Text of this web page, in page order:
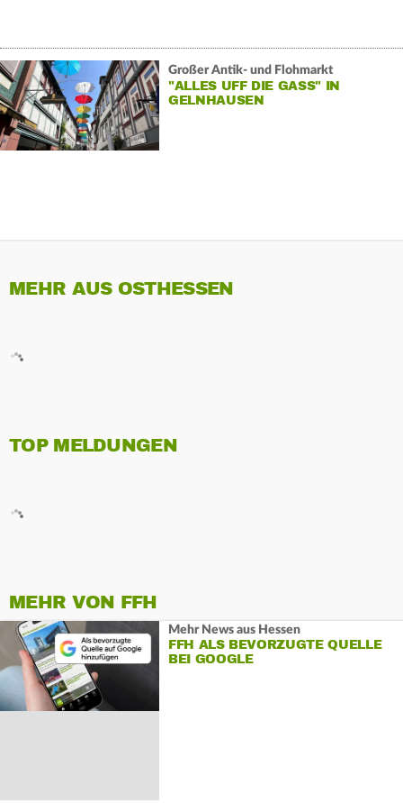
Großer Antik- und Flohmarkt
"ALLES UFF DIE GASS" IN
GELNHAUSEN
MEHR AUS OSTHESSEN
TOP MELDUNGEN
MEHR VON FFH
Mehr News aus Hessen
FFH ALS BEVORZUGTE QUELLE
BEI GOOGLE